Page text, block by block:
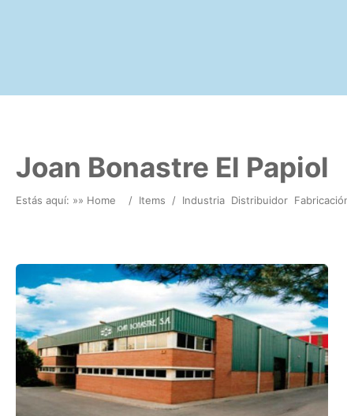
Joan Bonastre El Papiol
Estás aquí: »» Home / Items / Industria Distribuidor